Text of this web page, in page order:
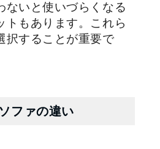
ないと使いづらくなる
トもあります。これら
択することが重要で
ファの違い